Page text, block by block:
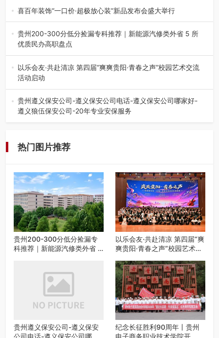
市退役军人事务局联合贵州广电…
喜百年装饰“一口价·超极放心装”新品发布会盛大举行
2026年7月31日，喜百年装饰“一口价·超极放心装”新品发布
会在贵阳隆重举行。…
贵州200-300分低分捡漏专科推荐｜新能源汽修类外省 5 所
优质民办高职盘点
在贵州省高考志愿填报体系中，200至300分数段考生可选择
的省内工科、新能源汽车…
以乐会友·共赴清凉 第四届“爽爽贵阳·青春之声”校园艺术交流
活动启动
七月的贵阳，清风送爽，第四届“爽爽贵阳·青春之声”校园管
弦乐（合唱）艺术交流活动…
贵州遵义保安公司-遵义保安公司电话-遵义保安公司哪家好-
遵义狼伍保安公司-20年专业安保服务
热门图片推荐
贵州200-300分低分捡漏专
科推荐｜新能源汽修类外省 5
以乐会友·共赴清凉 第四届“爽
爽贵阳·青春之声”校园艺术交
贵州遵义保安公司-遵义保安
公司电话-遵义保安公司哪家
纪念长征胜利90周年丨贵州
电子商务职业技术学院开